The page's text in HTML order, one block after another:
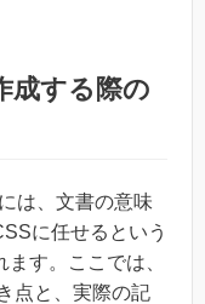
成する際の
は、文書の意味
に任せるという
す。ここでは、
点と、実際の記